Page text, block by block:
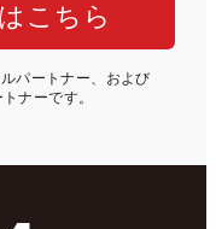
こちら
パートナー、および
ナーです。